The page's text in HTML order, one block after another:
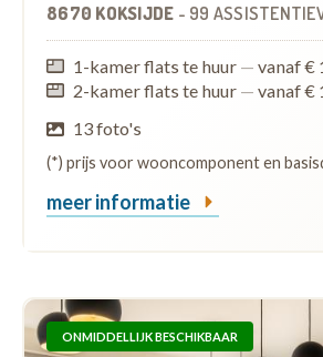
8670 KOKSIJDE - 99
1-kamer flats te huur — vanaf €
2-kamer flats te huur — vanaf €
13 foto's
(*) prijs voor wooncomponent en
meer informatie
ONMIDDELLIJK BESCHIKBAAR